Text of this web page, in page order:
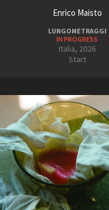
Enrico Maisto
LUNGOMETRAGGI
IN PROGRESS
Italia, 2026
Start